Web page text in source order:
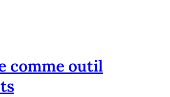
comme outil